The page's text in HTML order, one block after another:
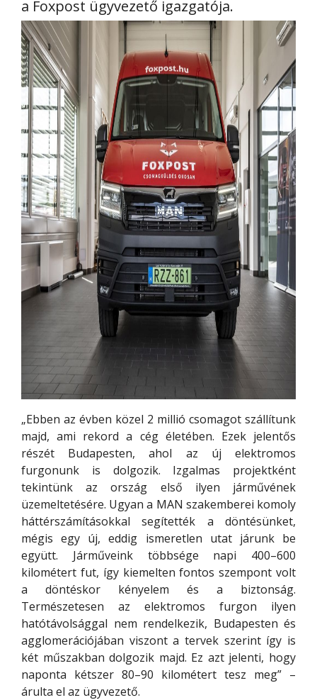
a Foxpost ügyvezető igazgatója.
„Ebben az évben közel 2 millió csomagot szállítunk
majd, ami rekord a cég életében. Ezek jelentős
részét Budapesten, ahol az új elektromos
furgonunk is dolgozik. Izgalmas projektként
tekintünk az ország első ilyen járművének
üzemeltetésére. Ugyan a MAN szakemberei komoly
háttérszámításokkal segítették a döntésünket,
mégis egy új, eddig ismeretlen utat járunk be
együtt. Járműveink többsége napi 400–600
kilométert fut, így kiemelten fontos szempont volt
a döntéskor kényelem és a biztonság.
Természetesen az elektromos furgon ilyen
hatótávolsággal nem rendelkezik, Budapesten és
agglomerációjában viszont a tervek szerint így is
két műszakban dolgozik majd. Ez azt jelenti, hogy
naponta kétszer 80–90 kilométert tesz meg” –
árulta el az ügyvezető.